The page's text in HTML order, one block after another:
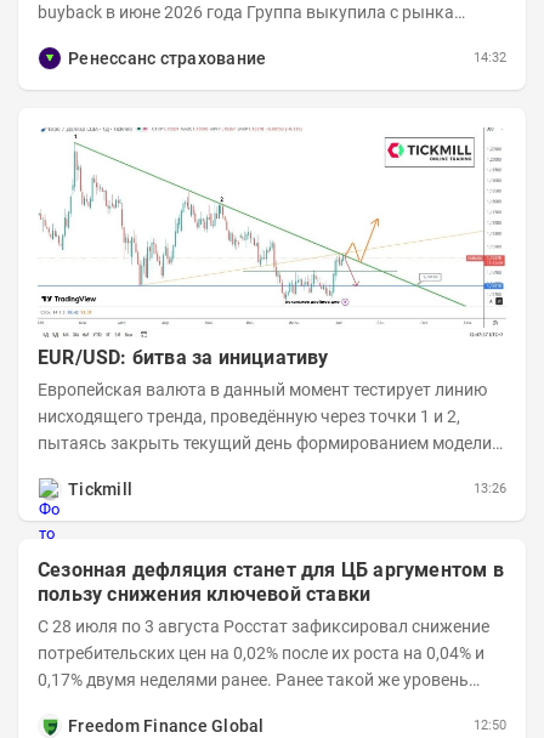
buyback в июне 2026 года Группа выкупила с рынка
Ренессанс страхование
14:32
EUR/USD: битва за инициативу
Европейская валюта в данный момент тестирует линию
нисходящего тренда, проведённую через точки 1 и 2,
пытаясь закрыть текущий день формированием модели
Tickmill
13:26
Сезонная дефляция станет для ЦБ аргументом в
пользу снижения ключевой ставки
С 28 июля по 3 августа Росстат зафиксировал снижение
потребительских цен на 0,02% после их роста на 0,04% и
0,17% двумя неделями ранее. Ранее такой же уровень
Freedom Finance Global
12:50